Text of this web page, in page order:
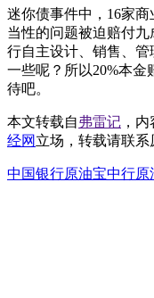
迷你债事件中，16家
当性的问题被迫赔付
行自主设计、销售、
一些呢？所以20%本金
待吧。
本文转载自弗雷记 ，
经网 立场，转载请联系
中国银行原油宝中行原